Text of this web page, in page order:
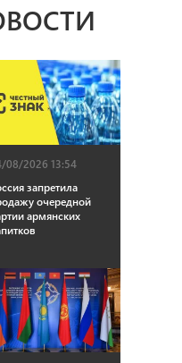
08/2026 13:54
запретила
очередной
армянских